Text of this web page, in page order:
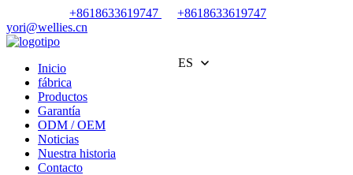
+8618633619747
+8618633619747
yori@wellies.cn
ES
Inicio
fábrica
Productos
Garantía
ODM / OEM
Noticias
Nuestra historia
Contacto